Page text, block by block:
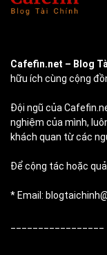
Cafefin.net – Blog
hữu ích cùng cộng
Đội ngũ của
nghiệm của mình,
khách quan từ các
Để cộng tác hoặc
* Email: